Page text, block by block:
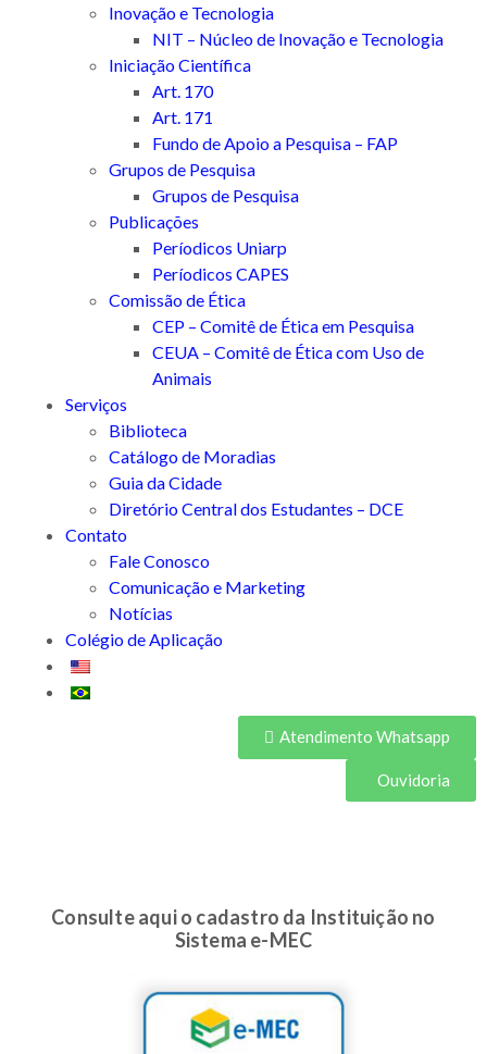
Inovação e Tecnologia
NIT – Núcleo de Inovação e Tecnologia
Iniciação Científica
Art. 170
Art. 171
Fundo de Apoio a Pesquisa – FAP
Grupos de Pesquisa
Grupos de Pesquisa
Publicações
Períodicos Uniarp
Períodicos CAPES
Comissão de Ética
CEP – Comitê de Ética em Pesquisa
CEUA – Comitê de Ética com Uso de
Animais
Serviços
Biblioteca
Catálogo de Moradias
Guia da Cidade
Diretório Central dos Estudantes – DCE
Contato
Fale Conosco
Comunicação e Marketing
Notícias
Colégio de Aplicação
Atendimento Whatsapp
Ouvidoria
Consulte aqui o cadastro da Instituição no
Sistema e-MEC